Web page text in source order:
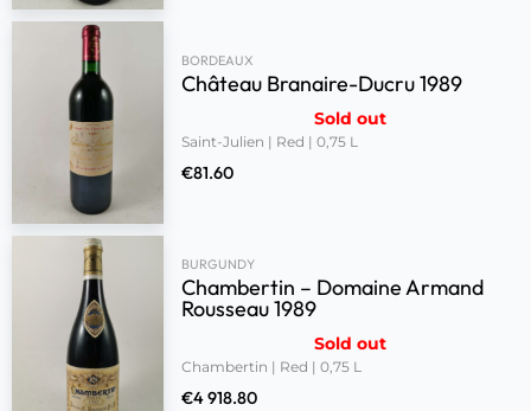
BORDEAUX
Château Branaire-Ducru 1989
Sold out
Saint-Julien | Red | 0,75 L
€81.60
BURGUNDY
Chambertin – Domaine Armand
Rousseau 1989
Sold out
Chambertin | Red | 0,75 L
€4 918.80